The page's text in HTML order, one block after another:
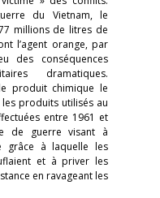
du Vietnam, le
millions de litres de
l’agent orange, par
des conséquences
dramatiques.
produit chimique le
produits utilisés au
entre 1961 et
de guerre visant à
grâce à laquelle les
et à priver les
en ravageant les